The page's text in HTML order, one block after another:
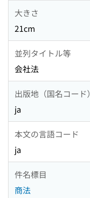
大きさ
21cm
並列タイトル等
会社法
出版地（国名コード）
ja
本文の言語コード
ja
件名標目
商法